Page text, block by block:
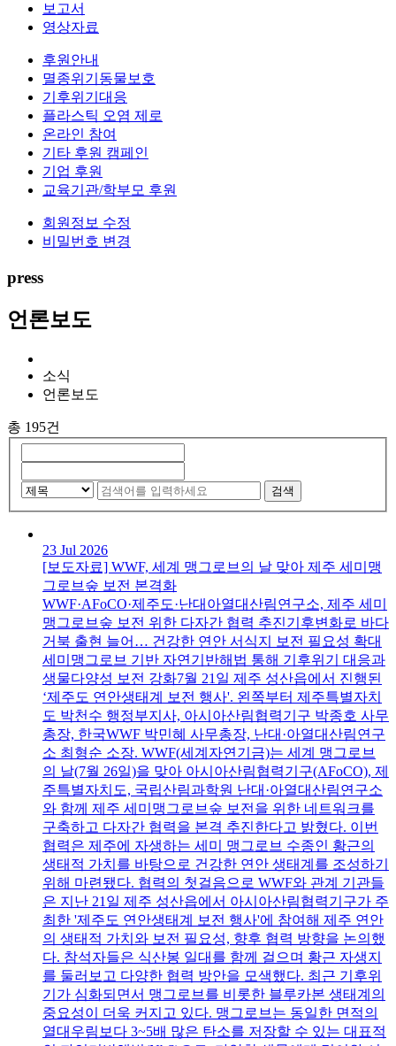
보고서
영상자료
후원안내
멸종위기동물보호
기후위기대응
플라스틱 오염 제로
온라인 참여
기타 후원 캠페인
기업 후원
교육기관/학부모 후원
회원정보 수정
비밀번호 변경
press
언론보도
소식
언론보도
총 195건
검색
23 Jul 2026
[보도자료] WWF, 세계 맹그로브의 날 맞아 제주 세미맹
그로브숲 보전 본격화
WWF·AFoCO·제주도·난대아열대산림연구소, 제주 세미
맹그로브숲 보전 위한 다자간 협력 추진기후변화로 바다
거북 출현 늘어… 건강한 연안 서식지 보전 필요성 확대
세미맹그로브 기반 자연기반해법 통해 기후위기 대응과
생물다양성 보전 강화7월 21일 제주 성산읍에서 진행된
‘제주도 연안생태계 보전 행사'. 왼쪽부터 제주특별자치
도 박천수 행정부지사, 아시아산림협력기구 박종호 사무
총장, 한국WWF 박민혜 사무총장, 난대·아열대산림연구
소 최형순 소장. WWF(세계자연기금)는 세계 맹그로브
의 날(7월 26일)을 맞아 아시아산림협력기구(AFoCO), 제
주특별자치도, 국립산림과학원 난대·아열대산림연구소
와 함께 제주 세미맹그로브숲 보전을 위한 네트워크를
구축하고 다자간 협력을 본격 추진한다고 밝혔다. 이번
협력은 제주에 자생하는 세미 맹그로브 수종인 황근의
생태적 가치를 바탕으로 건강한 연안 생태계를 조성하기
위해 마련됐다. 협력의 첫걸음으로 WWF와 관계 기관들
은 지난 21일 제주 성산읍에서 아시아산림협력기구가 주
최한 '제주도 연안생태계 보전 행사'에 참여해 제주 연안
의 생태적 가치와 보전 필요성, 향후 협력 방향을 논의했
다. 참석자들은 식산봉 일대를 함께 걸으며 황근 자생지
를 둘러보고 다양한 협력 방안을 모색했다. 최근 기후위
기가 심화되면서 맹그로브를 비롯한 블루카본 생태계의
중요성이 더욱 커지고 있다. 맹그로브는 동일한 면적의
열대우림보다 3~5배 많은 탄소를 저장할 수 있는 대표적